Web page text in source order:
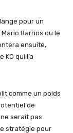
pour un
Barrios ou le
ensuite,
qui l’a
comme un poids
de
serait pas
stratégie pour